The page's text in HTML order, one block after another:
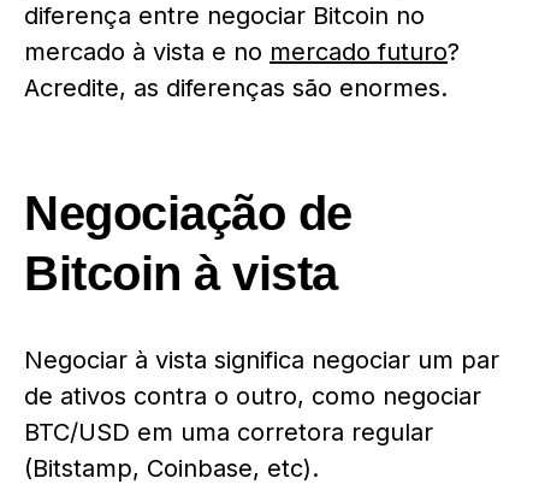
diferença entre negociar Bitcoin no
mercado à vista e no mercado futuro?
Acredite, as diferenças são enormes.
Negociação de
Bitcoin à vista
Negociar à vista significa negociar um par
de ativos contra o outro, como negociar
BTC/USD em uma corretora regular
(Bitstamp, Coinbase, etc).